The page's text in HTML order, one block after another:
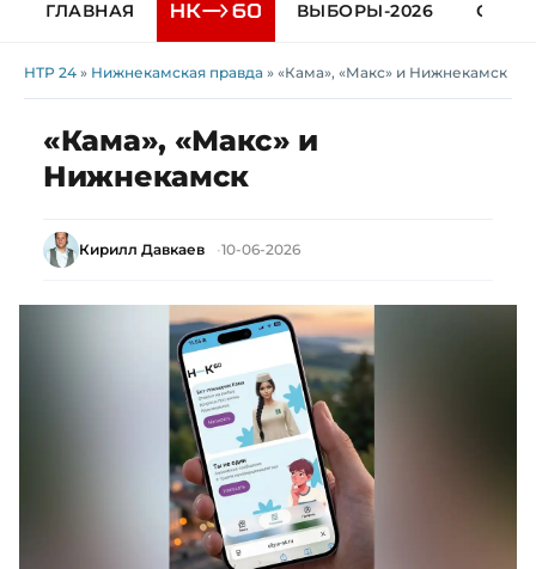
ГЛАВНАЯ ВЫБОРЫ-2026
НТР 24 » Нижнекамская правда » «Кама», «Макс» и Нижнекамск
«Кама», «Макс» и
Нижнекамск
Кирилл Давкаев 10-06-2026